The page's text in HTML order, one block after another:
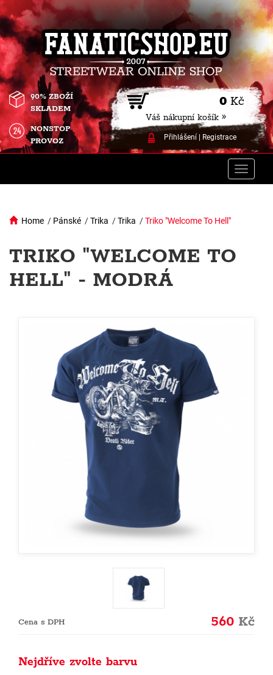
0 Kč
Váš nákupní košík »
Přihlášení| Registrace
90% ZBOŽÍ
SKLADEM
NONSTOP
PROVOZ
Toggle
Home / Pánské /Trika /Trika /Triko "Welcome To Hell"
TRIKO "WELCOME TO
HELL" - MODRÁ
Cena s DPH 560 Kč
Nejdříve zvolte barvu